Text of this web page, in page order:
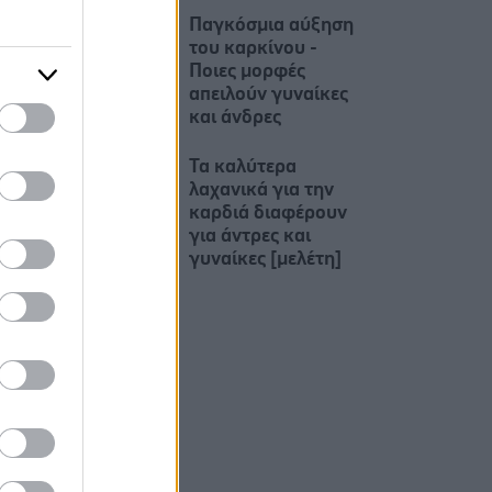
Παγκόσμια αύξηση
του καρκίνου -
Ποιες μορφές
απειλούν γυναίκες
και άνδρες
Τα καλύτερα
λαχανικά για την
καρδιά διαφέρουν
για άντρες και
γυναίκες [μελέτη]